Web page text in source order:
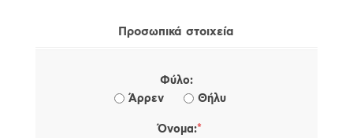
Προσωπικά στοιχεία
Φύλο:
Άρρεν
Θήλυ
Όνομα:*